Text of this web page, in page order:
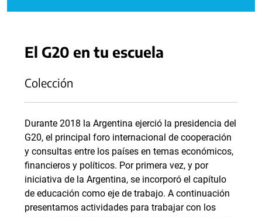
El G20 en tu escuela
Colección
Durante 2018 la Argentina ejerció la presidencia del
G20, el principal foro internacional de cooperación
y consultas entre los países en temas económicos,
financieros y políticos. Por primera vez, y por
iniciativa de la Argentina, se incorporó el capítulo
de educación como eje de trabajo. A continuación
presentamos actividades para trabajar con los